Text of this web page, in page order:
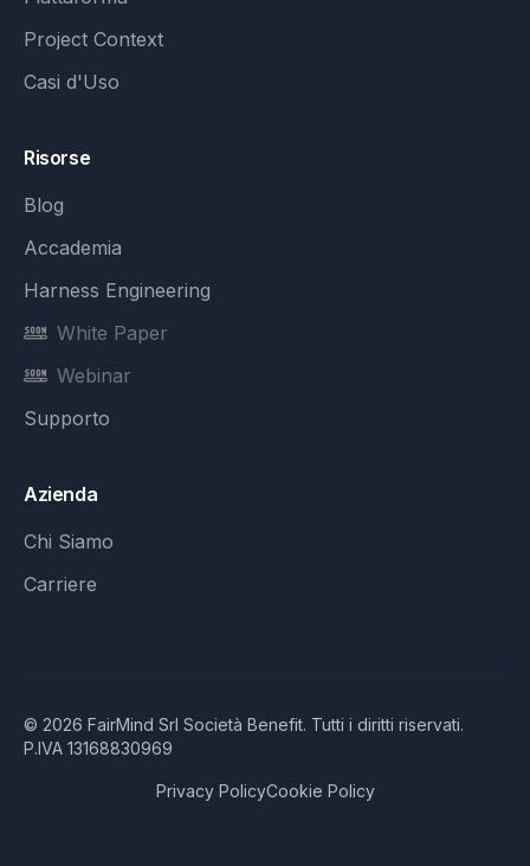
Project Context
Casi d'Uso
Risorse
Blog
Accademia
Harness Engineering
White Paper
Webinar
Supporto
Azienda
Chi Siamo
Carriere
© 2026 FairMind Srl Società Benefit. Tutti i diritti riservati.
P.IVA 13168830969
Privacy PolicyCookie Policy